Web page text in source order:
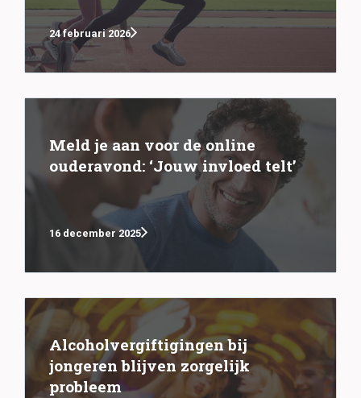
24 februari 2026
Meld je aan voor de online
ouderavond: ‘Jouw invloed telt’
16 december 2025
Alcoholvergiftigingen bij
jongeren blijven zorgelijk
probleem